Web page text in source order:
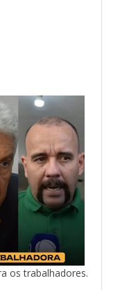
os trabalhadores.